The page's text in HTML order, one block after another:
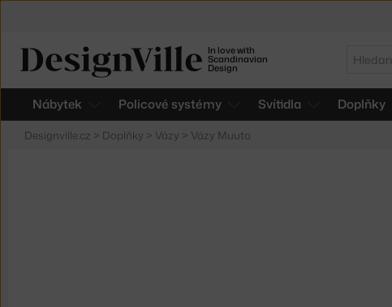
In love with
Scandinavian
Design
Hledat
Nábytek Policové systémy Svítidla Doplňky
Designville.cz > Doplňky > Vázy > Vázy Muuto